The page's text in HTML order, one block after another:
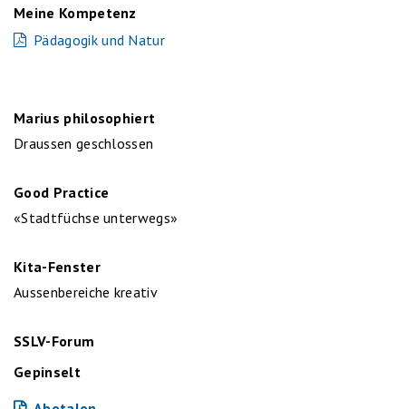
Meine Kompetenz
Pädagogik und Natur
Marius philosophiert
Draussen geschlossen
Good Practice
«Stadtfüchse unterwegs»
Kita-Fenster
Aussenbereiche kreativ
SSLV-Forum
Gepinselt